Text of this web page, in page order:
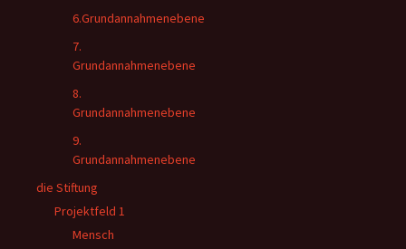
6.Grundannahmenebene
7.
Grundannahmenebene
8.
Grundannahmenebene
9.
Grundannahmenebene
die Stiftung
Projektfeld 1
Mensch